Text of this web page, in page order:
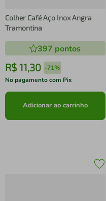
Colher Café Aço Inox Angra
Tramontina
397 pontos
R$ 11,30 -71%
No pagamento com Pix
Adicionar ao carrinho